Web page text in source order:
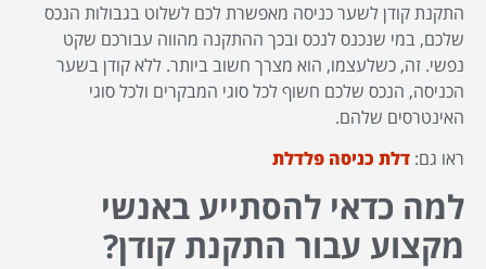
התקנת קודן לשער כניסה מאפשרת לכם לשלוט בגבולות הנכס
שלכם, במי שנכנס לנכס ובכך ההתקנה מהווה עבורכם שקט
נפשי. זה, כשלעצמו, הוא מצרך חשוב ביותר. ללא קודן בשער
הכניסה, הנכס שלכם חשוף לכל סוגי המבקרים ולכל סוגי
האינטרסים שלהם.
ראו גם: דלת כניסה פלדלת
למה כדאי להסתייע באנשי
מקצוע עבור התקנת קודן?